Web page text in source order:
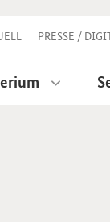
PRESSE /